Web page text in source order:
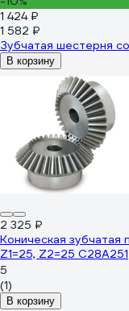
1 424 ₽
1 582 ₽
Зубчатая шестерня
В корзину
2 325 ₽
Коническая зубчатая
Z1=25, Z2=25 C28A251
5
(1)
В корзину